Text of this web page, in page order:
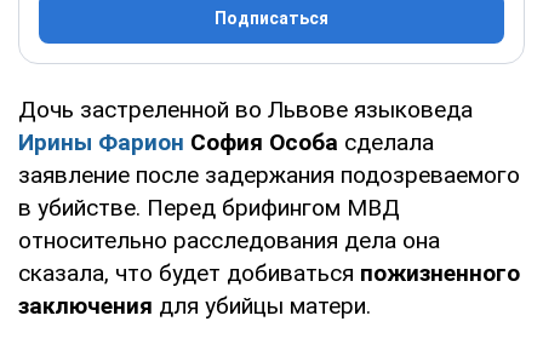
Подписаться
Дочь застреленной во Львове языковеда
Ирины Фарион София Особа сделала
заявление после задержания подозреваемого
в убийстве. Перед брифингом МВД
относительно расследования дела она
сказала, что будет добиваться пожизненного
заключения для убийцы матери.